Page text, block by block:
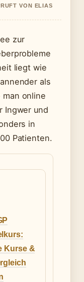
VON ELIAS
zur
liegt wie
als
online
Ingwer und
in
Patienten.
Kurse &